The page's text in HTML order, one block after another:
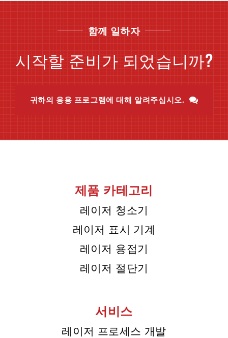
함께 일하자
시작할 준비가 되었습니까?
귀하의 응용 프로그램에 대해 알려주십시오.
제품 카테고리
레이저 청소기
레이저 표시 기계
레이저 용접기
레이저 절단기
서비스
레이저 프로세스 개발